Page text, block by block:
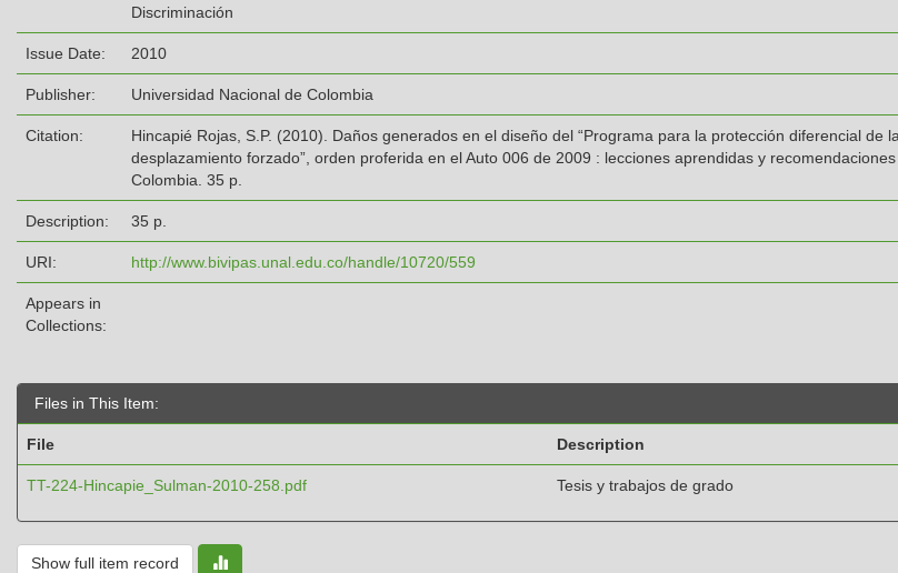
Discriminación
Issue Date: 2010
Publisher: Universidad Nacional de Colombia
Citation:
Hincapié Rojas, S.P. (2010). Daños generados en el diseño del “Programa para la protección diferencial
desplazamiento forzado”, orden proferida en el Auto 006 de 2009 : lecciones aprendidas y
Colombia. 35 p.
Description: 35 p.
URI: http://www.bivipas.unal.edu.co/handle/10720/559
Appears in
Collections:
Files in This Item:
File Description
TT-224-Hincapie_Sulman-2010-258.pdf Tesis y trabajos de grado
Show full item record